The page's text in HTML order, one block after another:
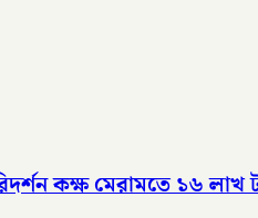
কক্ষ মেরামতে ১৬ লাখ